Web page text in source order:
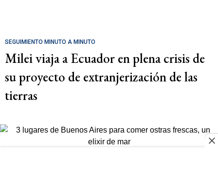
SEGUIMIENTO MINUTO A MINUTO
Milei viaja a Ecuador en plena crisis de
su proyecto de extranjerización de las
tierras